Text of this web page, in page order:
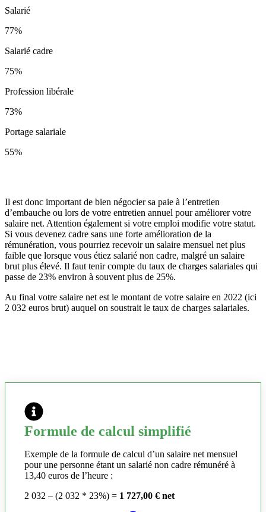
Salarié
77%
Salarié cadre
75%
Profession libérale
73%
Portage salariale
55%
Il est donc important de bien négocier sa paie à l’entretien
d’embauche ou lors de votre entretien annuel pour améliorer votre
salaire net. Attention également si votre emploi modifie votre statut.
Si vous devenez cadre sans une forte amélioration de la
rémunération, vous pourriez recevoir un salaire mensuel net plus
faible que lorsque vous étiez salarié non cadre, malgré un salaire
brut plus élevé. Il faut tenir compte du taux de charges salariales qui
passe de 23% environ à souvent plus de 25%.
Au final votre salaire net est le montant de votre salaire en 2022 (ici
2 032 euros brut) auquel on soustrait le taux de charges salariales.
Formule de calcul simplifié
Exemple de la formule de calcul d’un salaire net mensuel
pour une personne étant un salarié non cadre rémunéré à
13,40 euros de l’heure :
2 032 – (2 032 * 23%) = 1 727,00 € net